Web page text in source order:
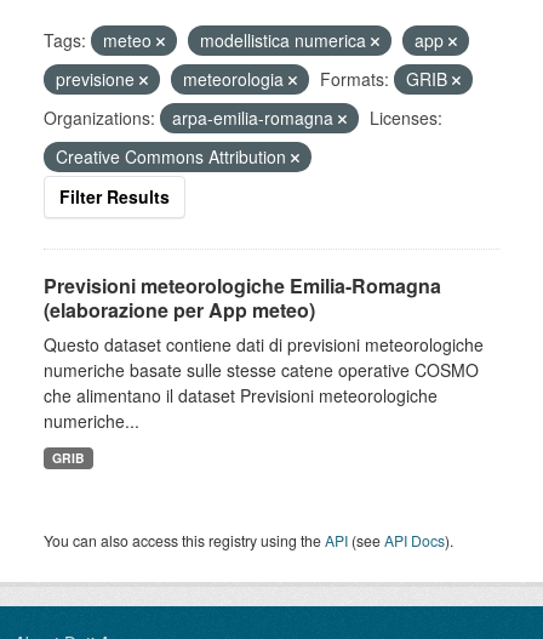
Tags: meteo modellistica numerica
app
previsione
meteorologia Formats:
GRIB
Organizations:
arpa-emilia-romagna
Licenses:
Creative Commons Attribution
Filter Results
Previsioni meteorologiche Emilia-Romagna
(elaborazione per App meteo)
Questo dataset contiene dati di previsioni meteorologiche
numeriche basate sulle stesse catene operative COSMO
che alimentano il dataset Previsioni meteorologiche
numeriche...
GRIB
You can also access this registry using theAPI (seeAPI Docs).